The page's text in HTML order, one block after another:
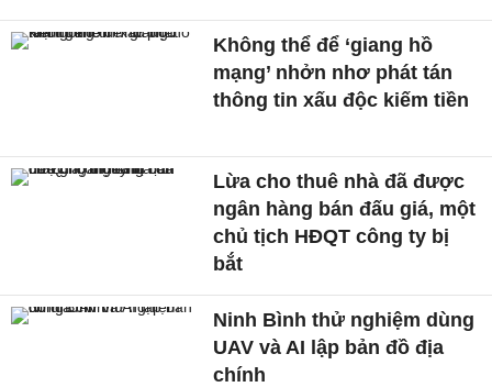
Không thể để ‘giang hồ
mạng’ nhởn nhơ phát tán
thông tin xấu độc kiếm tiền
Lừa cho thuê nhà đã được
ngân hàng bán đấu giá, một
chủ tịch HĐQT công ty bị
bắt
Ninh Bình thử nghiệm dùng
UAV và AI lập bản đồ địa
chính